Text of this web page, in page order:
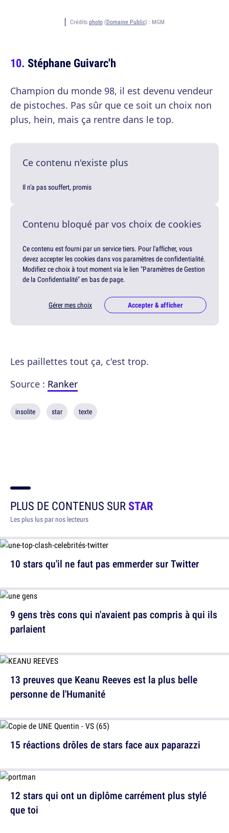
Crédits photo(Domaine Public) : MGM
Stéphane Guivarc'h
Champion du monde 98, il est devenu vendeur
de pistoches. Pas sûr que ce soit un choix non
plus, hein, mais ça rentre dans le top.
Ce contenu n'existe plus
Il n'a pas souffert, promis
Contenu bloqué par vos choix de cookies
Ce contenu est fourni par un service tiers. Pour l'afficher, vous
devez accepter les cookies dans vos paramètres de confidentialité.
Modifiez ce choix à tout moment via le lien "Paramètres de Gestion
de la Confidentialité" en bas de page.
Gérer mes choix Accepter & afficher
Les paillettes tout ça, c'est trop.
Source : Ranker
insolite star texte
PLUS DE CONTENUS SURSTAR
Les plus lus par nos lecteurs
10 stars qu'il ne faut pas emmerder sur Twitter
13 preuves que Keanu Reeves est la plus belle
personne de l'Humanité
12 stars qui ont un diplôme carrément plus stylé
que toi
9 gens très cons qui n'avaient pas compris à qui ils
parlaient
15 réactions drôles de stars face aux paparazzi